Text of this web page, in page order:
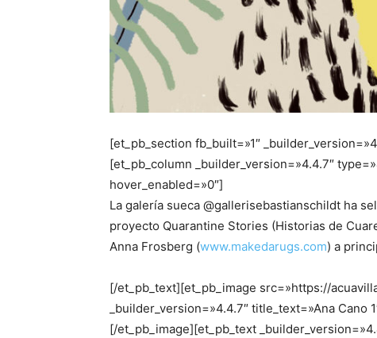
[et_pb_section fb_built=»1″
[et_pb_column _builder_version=»4.4.7″
hover_enabled=»0″]
La galería sueca @gallerisebastianschildt ha
proyecto Quarantine Stories (Historias de
Anna Frosberg (www.makedarugs.com) a
[/et_pb_text][et_pb_image src=»https://
_builder_version=»4.4.7″ title_text=»Ana
[/et_pb_image][et_pb_text